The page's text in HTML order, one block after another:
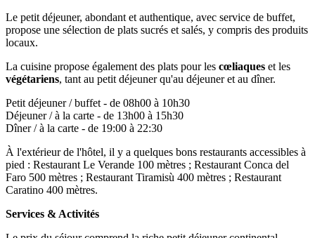
Le petit déjeuner, abondant et authentique, avec service de buffet,
propose une sélection de plats sucrés et salés, y compris des produits
locaux.
La cuisine propose également des plats pour les cœliaques et les
végétariens, tant au petit déjeuner qu'au déjeuner et au dîner.
Petit déjeuner / buffet - de 08h00 à 10h30
Déjeuner / à la carte - de 13h00 à 15h30
Dîner / à la carte - de 19:00 à 22:30
À l'extérieur de l'hôtel, il y a quelques bons restaurants accessibles à
pied : Restaurant Le Verande 100 mètres ; Restaurant Conca del
Faro 500 mètres ; Restaurant Tiramisù 400 mètres ; Restaurant
Caratino 400 mètres.
Services & Activités